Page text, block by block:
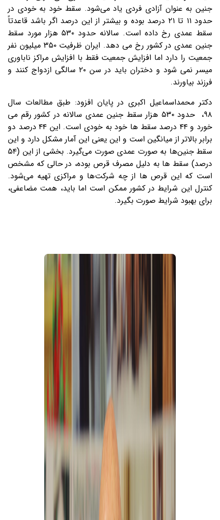
جنین به عنوان آزادی فردی یاد می‌شود. سقط خود به خودی در
حدود ۱۱ تا ۲۱ درصد بوده و بیشتر از این درصد اگر باشد قاعدتاً
سقط عمدی رخ داده است. سالانه حدود ۵۳۰ هزار مورد سقط
جنین عمدی در کشور رخ می دهد. ایران ظرفیت ۳۵۰ میلیون نفر
جمعیت را دارد اما افزایش جمعیت فقط با افزایش مراکز ناباوری
میسر نمی شود و دختران باید در سن ۲۰ سالگی ازدواج کنند و
فرزند بیاورند.
دکتر محمداسماعیل اکبری در پایان افزود: طبق مطالعات سال
۹۸، حدود ۵۳۰ هزار سقط جنین عمدی سالانه در کشور رقم می
خورد و ۴۴ درصد سقط ها خود به خودی است. این ۴۴ درصد دو
برابر بالاتر از میانگین است و این یعنی این آمار مشکل دارد و این
سقط جنین‌ها به صورت عمدی صورت می‌گیرد. بخشی از این (۵۴
درصد) سقط ها به دلیل مصرف قرص بوده، در حالی که مشخص
است که این قرص ها از چه شرکت‌ها و مراکزی تهیه می‌شود.
کنترل این شرایط در کشور ممکن است اما باید، همت مضاعفی،
برای بهبود شرایط صورت بگیرد.